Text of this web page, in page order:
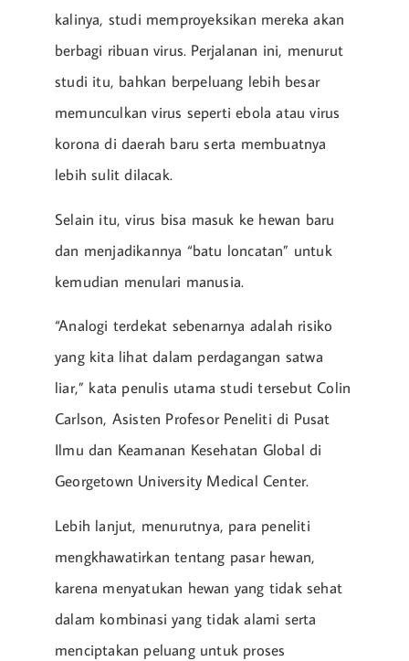
kalinya, studi memproyeksikan mereka akan
berbagi ribuan virus. Perjalanan ini, menurut
studi itu, bahkan berpeluang lebih besar
memunculkan virus seperti ebola atau virus
korona di daerah baru serta membuatnya
lebih sulit dilacak.
Selain itu, virus bisa masuk ke hewan baru
dan menjadikannya “batu loncatan” untuk
kemudian menulari manusia.
“Analogi terdekat sebenarnya adalah risiko
yang kita lihat dalam perdagangan satwa
liar,” kata penulis utama studi tersebut Colin
Carlson, Asisten Profesor Peneliti di Pusat
Ilmu dan Keamanan Kesehatan Global di
Georgetown University Medical Center.
Lebih lanjut, menurutnya, para peneliti
mengkhawatirkan tentang pasar hewan,
karena menyatukan hewan yang tidak sehat
dalam kombinasi yang tidak alami serta
menciptakan peluang untuk proses